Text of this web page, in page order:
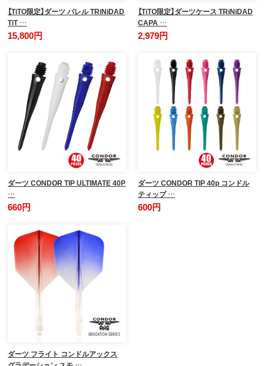
【TiTO限定】ダーツ バレル TRiNiDAD
TiT …
15,800円
【TiTO限定】ダーツケース TRiNiDAD
CAPA …
2,979円
ダーツ CONDOR TIP ULTIMATE 40P
…
660円
ダーツ CONDOR TIP 40p コンドル
ティップ …
600円
ダーツ フライト コンドルアックス